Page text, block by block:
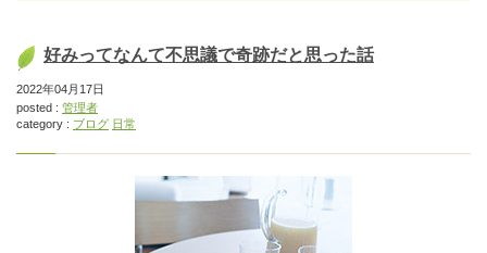
好みってなんて不思議で奇跡だと思った話
2022年04月17日
posted : 管理者
category : ブログ 日常